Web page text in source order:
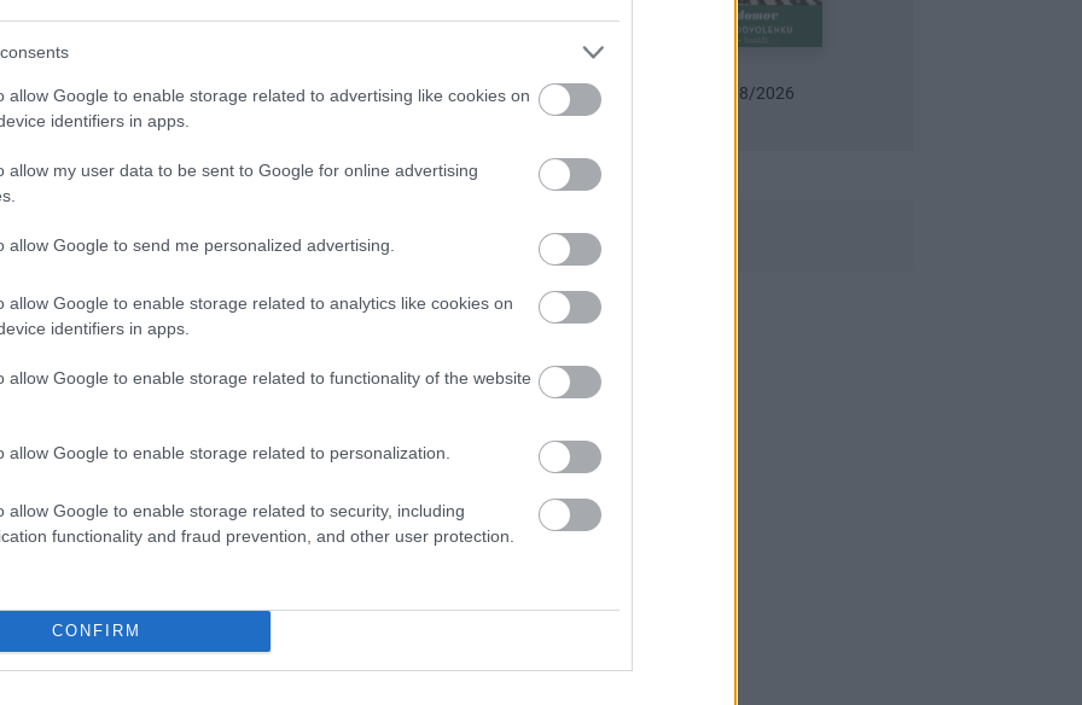
allow Google to enable storage related to advertising like cookies on
identifiers in apps.
allow my user data to be sent to Google for online advertising
allow Google to send me personalized advertising.
allow Google to enable storage related to analytics like cookies on
identifiers in apps.
allow Google to enable storage related to functionality of the website
allow Google to enable storage related to personalization.
allow Google to enable storage related to security, including
functionality and fraud prevention, and other user protection.
CONFIRM
dobrovoľníkov freshome.com
Môj dom 07-08/2026 Urob si sám 6/2026
Môj dom Špeciál 02/2026